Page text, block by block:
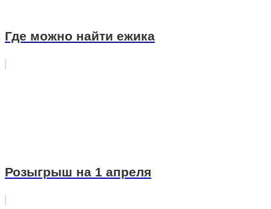
Где можно найти ежика
Розыгрыш на 1 апреля